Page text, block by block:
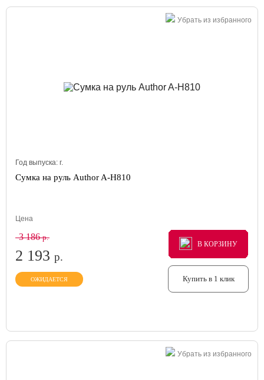
Убрать из избранного
Год выпуска: г.
Сумка на руль Author A-H810
Цена
3 186р.
2 193 р.
ОЖИДАЕТСЯ
В КОРЗИНУ
В КОРЗИНУ
В КОРЗИНУ
Купить в 1 клик
Убрать из избранного